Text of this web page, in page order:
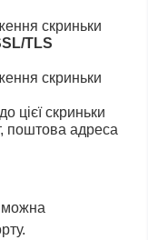
скриньки
TLS
скриньки
цієї скриньки
поштова адреса
можна